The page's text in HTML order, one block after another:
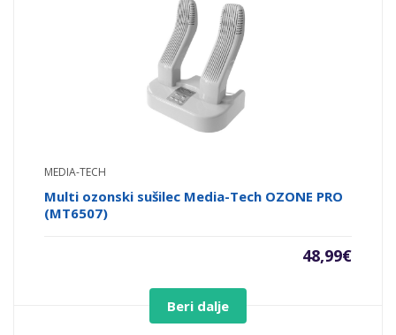
MEDIA-TECH
Multi ozonski sušilec Media-Tech OZONE PRO
(MT6507)
48,99€
Beri dalje